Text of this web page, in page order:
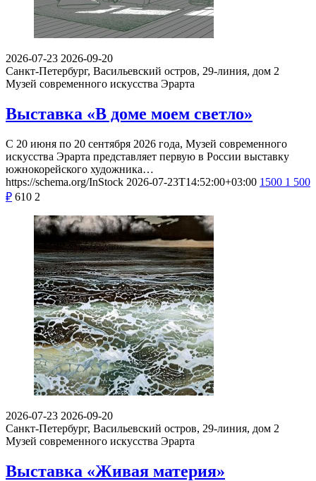
2026-07-23 2026-09-20
Санкт-Петербург, Васильевский остров, 29-линия, дом 2
Музей современного искусства Эрарта
Выставка «В доме моем светло»
С 20 июня по 20 сентября 2026 года, Музей современного
искусства Эрарта представляет первую в России выставку
южнокорейского художника…
https://schema.org/InStock 2026-07-23T14:52:00+03:00 1500 1 500
₽ 610 2
2026-07-23 2026-09-20
Санкт-Петербург, Васильевский остров, 29-линия, дом 2
Музей современного искусства Эрарта
Выставка «Живая материя»